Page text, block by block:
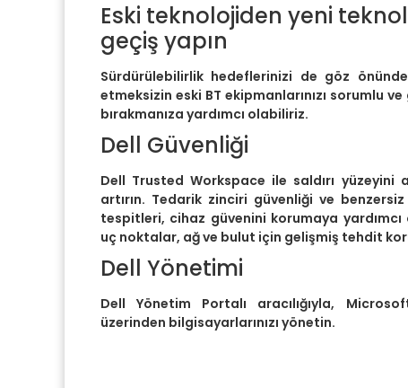
Eski teknolojiden yeni
geçiş yapın
Sürdürülebilirlik hedeflerinizi de göz
etmeksizin eski BT ekipmanlarınızı sorumlu
bırakmanıza yardımcı olabiliriz.
Dell Güvenliği
Dell Trusted Workspace ile saldırı yüzeyini
artırın. Tedarik zinciri güvenliği ve
tespitleri, cihaz güvenini korumaya yardımcı
uç noktalar, ağ ve bulut için gelişmiş tehdit
Dell Yönetimi
Dell Yönetim Portalı aracılığıyla,
üzerinden bilgisayarlarınızı yönetin.